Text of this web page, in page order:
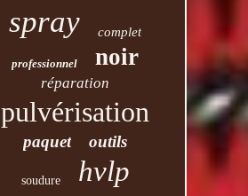
spray complet
professionnel noir
réparation
pulvérisation
paquet outils
soudure hvlp